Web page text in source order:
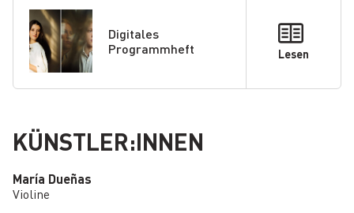
Digitales
Programmheft
Lesen
KÜNSTLER:INNEN
María Dueñas
Violine